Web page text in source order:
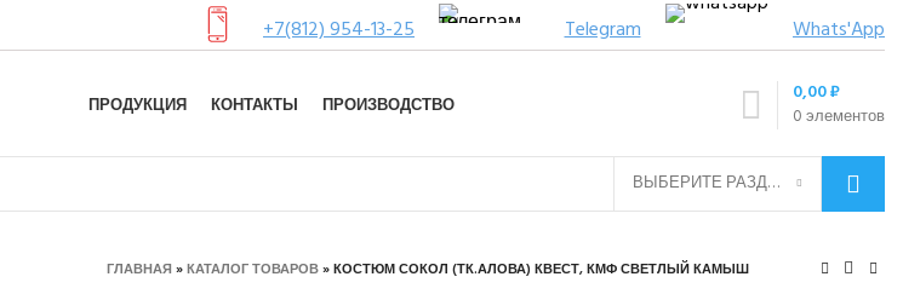
+7(812) 954-13-25 Telegram Whats'App
ПРОДУКЦИЯ КОНТАКТЫ ПРОИЗВОДСТВО 0элементов
0,00₽
ВЫБЕРИТЕ РАЗДЕЛ
ГЛАВНАЯ»КАТАЛОГ ТОВАРОВ»КОСТЮМ СОКОЛ (ТК.АЛОВА) КВЕСТ, КМФ СВЕТЛЫЙ КАМЫШ